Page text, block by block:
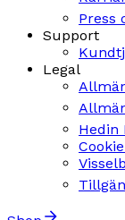
Press
Support
Legal
Hedin